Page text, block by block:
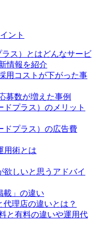
ント
ラス）とはどんなサービ
情報を紹介
用コストが下がった事
募数が増えた事例
ドプラス）のメリット
ドプラス）の広告費
用術とは
欲しいと思うアドバイ
載」の違い
代理店の違いとは？
と有料の違いや運用代